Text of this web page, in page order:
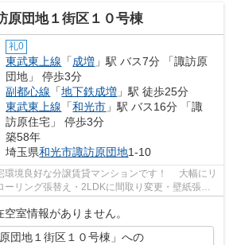
原団地１街区１０号棟
礼0
東武東上線 「成増 」駅 バス7分 「諏訪原
団地」 停歩3分
副都心線 「地下鉄成増 」駅 徒歩25分
東武東上線 「和光市 」駅 バス16分 「諏
訪原住宅」 停歩3分
築58年
埼玉県和光市諏訪原団地1-10
環境良好な分譲賃貸マンションです！ 大幅にリ
リング張替え・2LDKに間取り変更・壁紙張替
空室情報がありません。
原団地１街区１０号棟」への